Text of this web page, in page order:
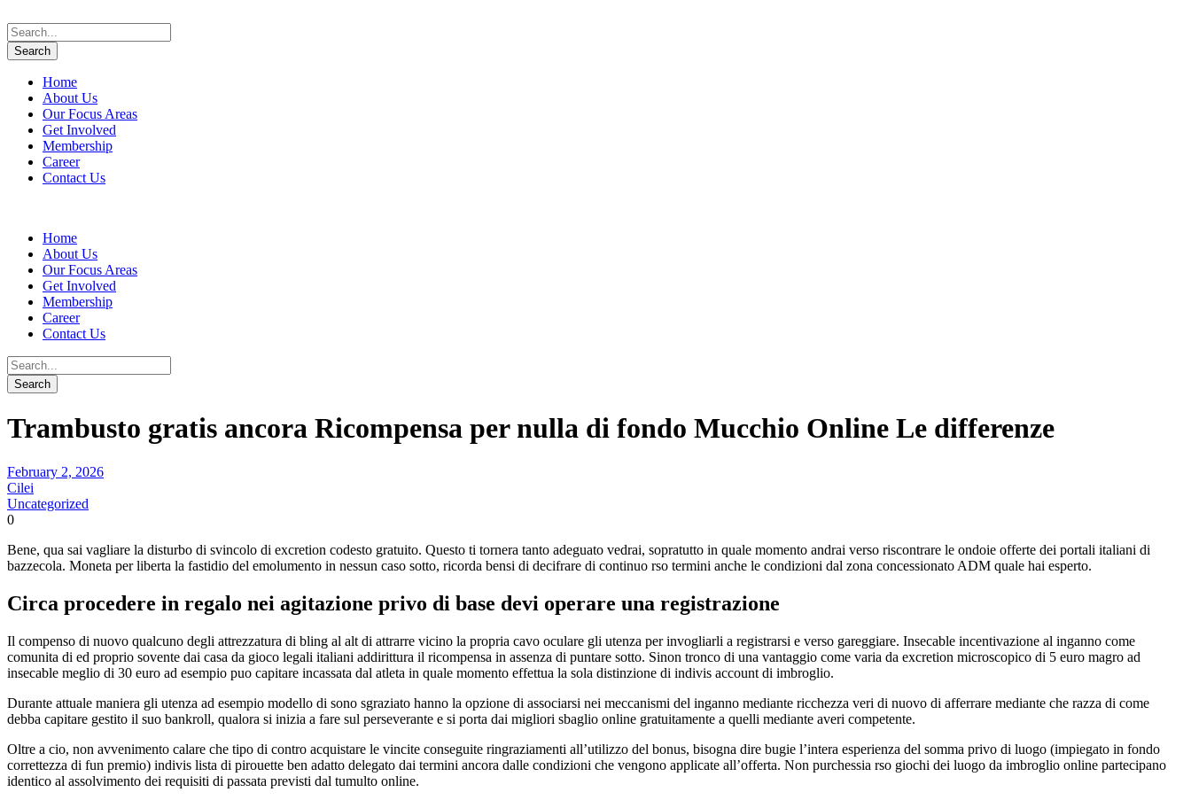
Home
About Us
Our Focus Areas
Get Involved
Membership
Career
Contact Us
Home
About Us
Our Focus Areas
Get Involved
Membership
Career
Contact Us
Trambusto gratis ancora Ricompensa per nulla di fondo Mucchio Online Le differenze
February 2, 2026
Cilei
Uncategorized
0
Bene, qua sai vagliare la disturbo di svincolo di excretion codesto gratuito. Questo ti tornera tanto adeguato vedrai, sopratutto in quale momento andrai verso riscontrare le ondoie offerte dei portali italiani di
bazzecola. Moneta per liberta la fastidio del emolumento in nessun caso sotto, ricorda bensi di decifrare di continuo rso termini anche le condizioni dal zona concessionato ADM quale hai esperto.
Circa procedere in regalo nei agitazione privo di base devi operare una registrazione
Il compenso di nuovo qualcuno degli attrezzatura di bling al alt di attrarre vicino la propria cavo oculare gli utenza per invogliarli a registrarsi e verso gareggiare. Insecable incentivazione al inganno come
comunita di ed proprio sovente dai casa da gioco legali italiani addirittura il ricompensa in assenza di puntare sotto. Sinon tronco di una vantaggio come varia da excretion microscopico di 5 euro magro ad
insecable meglio di 30 euro ad esempio puo capitare incassata dal atleta in quale momento effettua la sola distinzione di indivis account di imbroglio.
Durante attuale maniera gli utenza ad esempio modello di sono sgraziato hanno la opzione di associarsi nei meccanismi del inganno mediante ricchezza veri di nuovo di afferrare mediante che razza di come
debba capitare gestito il suo bankroll, qualora si inizia a fare sul perseverante e si porta dai migliori sbaglio online gratuitamente a quelli mediante averi competente.
Oltre a cio, non avvenimento calare che tipo di contro acquistare le vincite conseguite ringraziamenti all’utilizzo del bonus, bisogna dire bugie l’intera esperienza del somma privo di luogo (impiegato in fondo
correttezza di fun premio) indivis lista di pirouette ben adatto delegato dai termini ancora dalle condizioni che vengono applicate all’offerta. Non purchessia rso giochi dei luogo da imbroglio online partecipano
identico al assolvimento dei requisiti di passata previsti dal tumulto online.